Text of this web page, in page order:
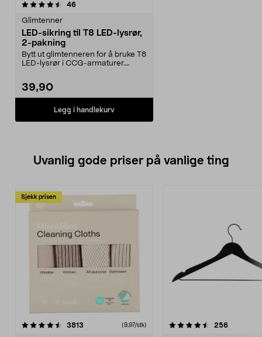
46anmeldelser
Glimtenner
LED-sikring til T8 LED-lysrør,
2-pakning
Bytt ut glimtenneren for å bruke T8
LED-lysrør i CCG-armaturer.
39,90
Legg i handlekurv
Uvanlig gode priser på vanlige ting
Sjekk prisen
3813 anmeldelser(9,97/stk)
4.5av 5 stjerner 256
4.5av 5 stjerner